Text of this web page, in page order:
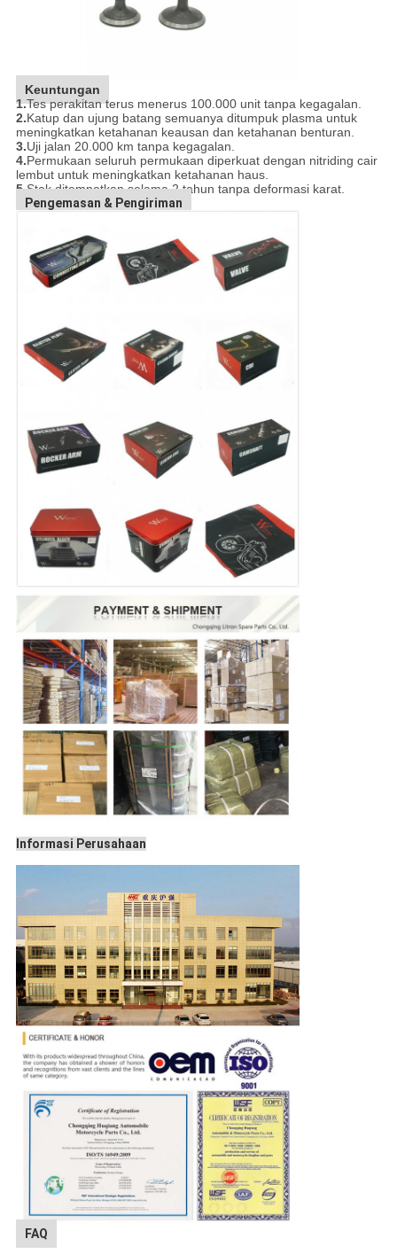
Keuntungan
1.Tes perakitan terus menerus 100.000 unit tanpa kegagalan.
2.Katup dan ujung batang semuanya ditumpuk plasma untuk
meningkatkan ketahanan keausan dan ketahanan benturan.
3.Uji jalan 20.000 km tanpa kegagalan.
4.Permukaan seluruh permukaan diperkuat dengan nitriding cair
lembut untuk meningkatkan ketahanan haus.
5.Stok ditempatkan selama 2 tahun tanpa deformasi karat.
Pengemasan & Pengiriman
Informasi Perusahaan
FAQ